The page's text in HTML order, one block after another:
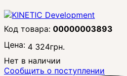
00000003893
Цена: 4 324грн.
Нет в наличии
Сообщить о поступлении